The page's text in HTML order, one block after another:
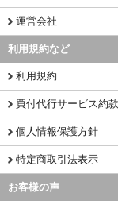
運営会社
利用規約など
利用規約
買付代行サービス約款
個人情報保護方針
特定商取引法表示
お客様の声